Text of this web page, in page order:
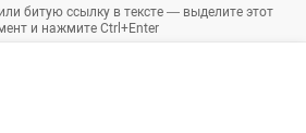
битую ссылку в тексте — выделите этот
и нажмите Ctrl+Enter